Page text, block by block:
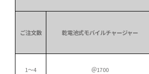
ご注文数 乾電池式モバイルチャージャー
1～4 ＠1700